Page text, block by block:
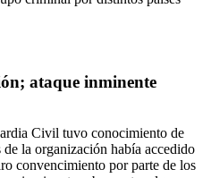
ataque inminente
Civil tuvo conocimiento de
la organización había accedido
convencimiento por parte de los